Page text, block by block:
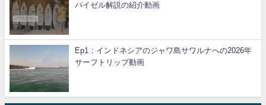
パイゼル解説の紹介動画
Ep1：インドネシアのジャワ島サワルナへの2026年
サーフトリップ動画